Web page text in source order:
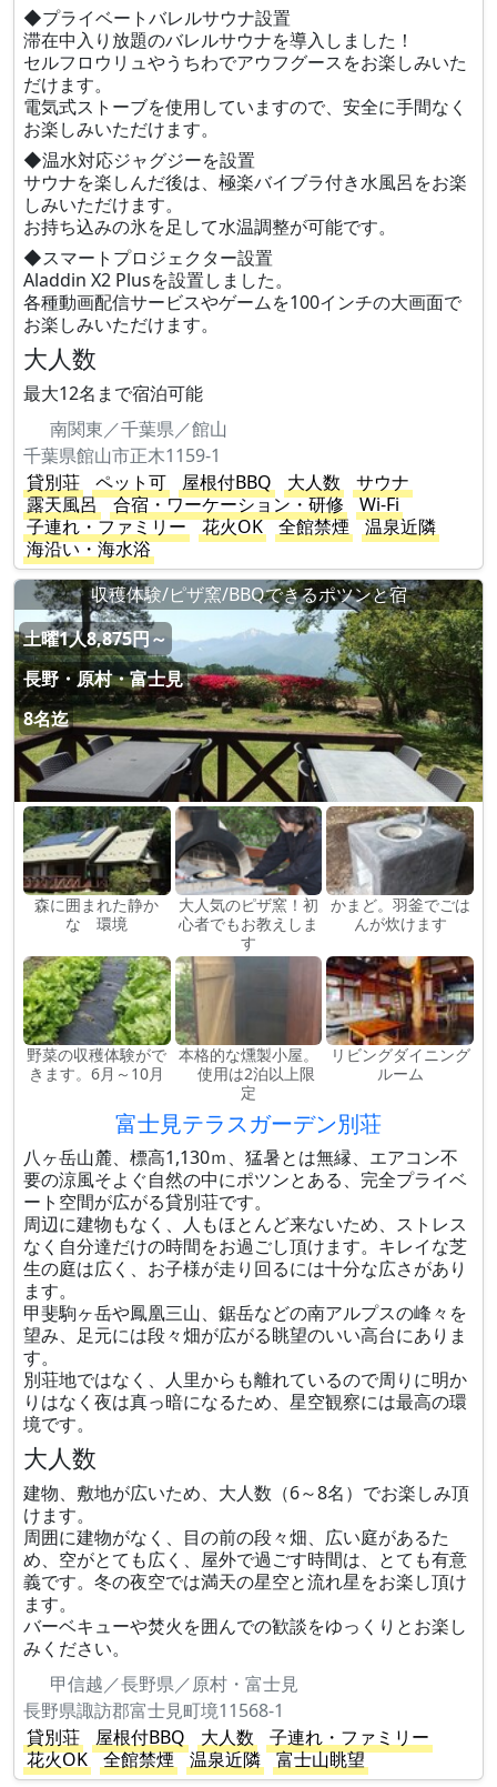
◆プライベートバレルサウナ設置
滞在中入り放題のバレルサウナを導入しました！
セルフロウリュやうちわでアウフグースをお楽しみいた
だけます。
電気式ストーブを使用していますので、安全に手間なく
お楽しみいただけます。
◆温水対応ジャグジーを設置
サウナを楽しんだ後は、極楽バイブラ付き水風呂をお楽
しみいただけます。
お持ち込みの氷を足して水温調整が可能です。
◆スマートプロジェクター設置
Aladdin X2 Plusを設置しました。
各種動画配信サービスやゲームを100インチの大画面で
お楽しみいただけます。
大人数
最大12名まで宿泊可能
南関東／千葉県／館山
千葉県館山市正木1159-1
貸別荘
ペット可 屋根付BBQ 大人数
サウナ
露天風呂
合宿・ワーケーション・研修
Wi-Fi
子連れ・ファミリー
花火OK 全館禁煙
温泉近隣
海沿い・海水浴
収穫体験/ピザ窯/BBQできるポツンと宿
土曜1人8,875円～
長野・原村・富士見
8名迄
森に囲まれた静か
な 環境
大人気のピザ窯！初
心者でもお教えしま
す
かまど。羽釜でごは
んが炊けます
野菜の収穫体験がで
きます。6月～10月
本格的な燻製小屋。
使用は2泊以上限
定
リビングダイニング
ルーム
富士見テラスガーデン別荘
八ヶ岳山麓、標高1,130ｍ、猛暑とは無縁、エアコン不
要の涼風そよぐ自然の中にポツンとある、完全プライベ
ート空間が広がる貸別荘です。
周辺に建物もなく、人もほとんど来ないため、ストレス
なく自分達だけの時間をお過ごし頂けます。キレイな芝
生の庭は広く、お子様が走り回るには十分な広さがあり
ます。
甲斐駒ヶ岳や鳳凰三山、鋸岳などの南アルプスの峰々を
望み、足元には段々畑が広がる眺望のいい高台にありま
す。
別荘地ではなく、人里からも離れているので周りに明か
りはなく夜は真っ暗になるため、星空観察には最高の環
境です。
大人数
建物、敷地が広いため、大人数（6～8名）でお楽しみ頂
けます。
周囲に建物がなく、目の前の段々畑、広い庭があるた
め、空がとても広く、屋外で過ごす時間は、とても有意
義です。冬の夜空では満天の星空と流れ星をお楽し頂け
ます。
バーベキューや焚火を囲んでの歓談をゆっくりとお楽し
みください。
甲信越／長野県／原村・富士見
長野県諏訪郡富士見町境11568-1
貸別荘
屋根付BBQ 大人数
子連れ・ファミリー
花火OK
全館禁煙 温泉近隣 富士山眺望